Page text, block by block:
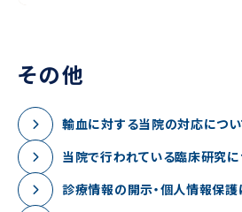
その他
輸血に対する当院の対応につ
当院で行われている臨床研究に
診療情報の開示・個人情報保護